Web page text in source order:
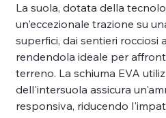
La suola, dotata della
un'eccezionale trazione su
superfici, dai sentieri rocciosi
rendendola ideale per
terreno. La schiuma EVA
dell'intersuola assicura
responsiva, riducendo